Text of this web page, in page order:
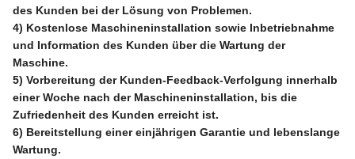
des Kunden bei der Lösung von Problemen.
4) Kostenlose Maschineninstallation sowie Inbetriebnahme
und Information des Kunden über die Wartung der
Maschine.
5) Vorbereitung der Kunden-Feedback-Verfolgung innerhalb
einer Woche nach der Maschineninstallation, bis die
Zufriedenheit des Kunden erreicht ist.
6) Bereitstellung einer einjährigen Garantie und lebenslange
Wartung.